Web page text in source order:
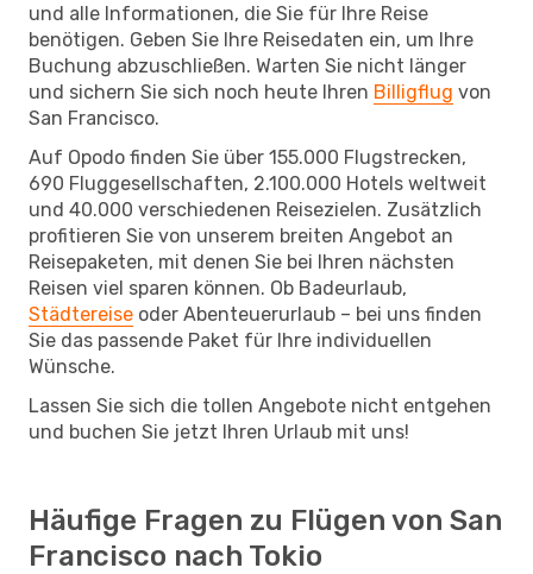
und alle Informationen, die Sie für Ihre Reise
benötigen. Geben Sie Ihre Reisedaten ein, um Ihre
Buchung abzuschließen. Warten Sie nicht länger
und sichern Sie sich noch heute Ihren Billigflug von
San Francisco.
Auf Opodo finden Sie über 155.000 Flugstrecken,
690 Fluggesellschaften, 2.100.000 Hotels weltweit
und 40.000 verschiedenen Reisezielen. Zusätzlich
profitieren Sie von unserem breiten Angebot an
Reisepaketen, mit denen Sie bei Ihren nächsten
Reisen viel sparen können. Ob Badeurlaub,
Städtereise oder Abenteuerurlaub – bei uns finden
Sie das passende Paket für Ihre individuellen
Wünsche.
Lassen Sie sich die tollen Angebote nicht entgehen
und buchen Sie jetzt Ihren Urlaub mit uns!
Häufige Fragen zu Flügen von San
Francisco nach Tokio